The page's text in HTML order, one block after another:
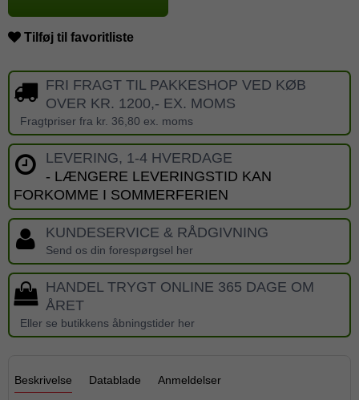
Tilføj til favoritliste
FRI FRAGT TIL PAKKESHOP VED KØB
OVER KR. 1200,- EX. MOMS
Fragtpriser fra kr. 36,80 ex. moms
LEVERING, 1-4 HVERDAGE
- LÆNGERE LEVERINGSTID KAN
FORKOMME I SOMMERFERIEN
KUNDESERVICE & RÅDGIVNING
Send os din forespørgsel her
HANDEL TRYGT ONLINE 365 DAGE OM
ÅRET
Eller se butikkens åbningstider her
Beskrivelse Datablade Anmeldelser